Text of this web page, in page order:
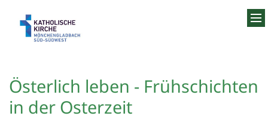
Österlich leben - Frühschichten
in der Osterzeit